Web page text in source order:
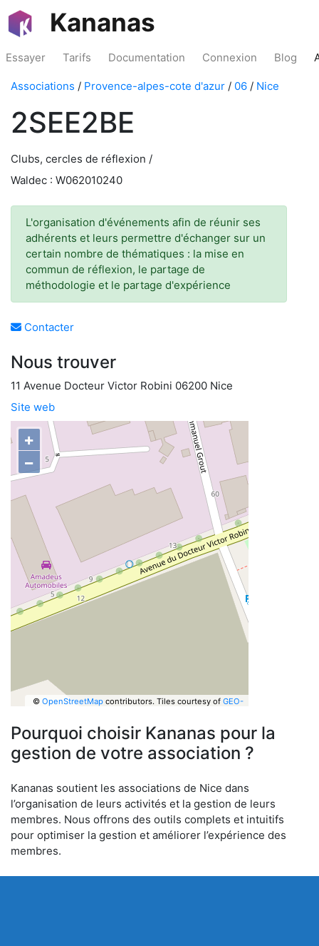
Kananas
Essayer Tarifs Documentation Connexion Blog
Associations / Provence-alpes-cote d'azur / 06 / Nice
2SEE2BE
Clubs, cercles de réflexion /
Waldec : W062010240
L'organisation d'événements afin de réunir ses
adhérents et leurs permettre d'échanger sur un
certain nombre de thématiques : la mise en
commun de réflexion, le partage de
méthodologie et le partage d'expérience
Contacter
Nous trouver
11 Avenue Docteur Victor Robini 06200 Nice
Site web
+
−
© OpenStreetMapcontributors. Tiles courtesy of GEO-
Pourquoi choisir Kananas pour la
gestion de votre association ?
Kananas soutient les associations de Nice dans
l’organisation de leurs activités et la gestion de leurs
membres. Nous offrons des outils complets et intuitifs
pour optimiser la gestion et améliorer l’expérience des
membres.